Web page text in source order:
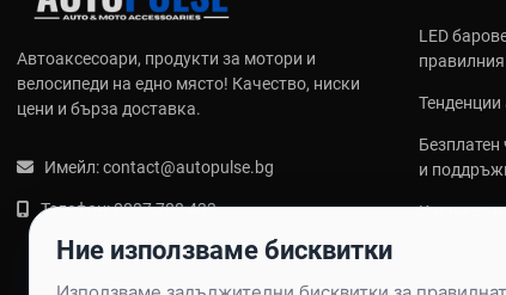
Автоаксесоари, продукти за мотори и
велосипеди на едно място! Качество, ниски
цени и бърза доставка.
Имейл:contact@autopulse.bg
Телефон:0887 788 433
LED
и
Какви са
Ние използваме бисквитки